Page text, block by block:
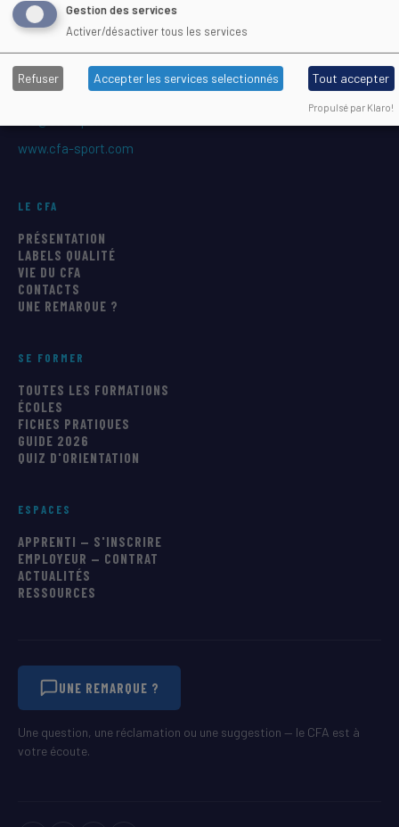
1039 rue Georges Méliès CS 37093
34967 Montpellier Cedex 2
04 67 61 72 28 (9h–13h)
www.cfa-sport.com
LE CFA
PRÉSENTATION
LABELS QUALITÉ
VIE DU CFA
CONTACTS
UNE REMARQUE ?
SE FORMER
TOUTES LES FORMATIONS
ÉCOLES
FICHES PRATIQUES
GUIDE 2026
QUIZ D'ORIENTATION
ESPACES
APPRENTI — S'INSCRIRE
EMPLOYEUR — CONTRAT
ACTUALITÉS
RESSOURCES
UNE REMARQUE ?
Une question, une réclamation ou une suggestion — le CFA est à
votre écoute.
Gestion des services
Activer/désactiver tous les services
Refuser Accepter les services selectionnés Tout accepter
Propulsé par Klaro!